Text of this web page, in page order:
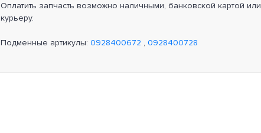
Оплатить запчасть возможно наличными, банковской картой или
курьеру.
Подменные артикулы: 0928400672 , 0928400728